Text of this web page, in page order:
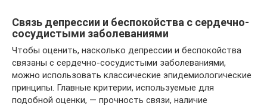
Связь депрессии и беспокойства с сердечно-
сосудистыми заболеваниями
Чтобы оценить, насколько депрессии и беспокойства
связаны с сердечно-сосудистыми заболеваниями,
можно использовать классические эпидемиологические
принципы. Главные критерии, используемые для
подобной оценки, — прочность связи, наличие